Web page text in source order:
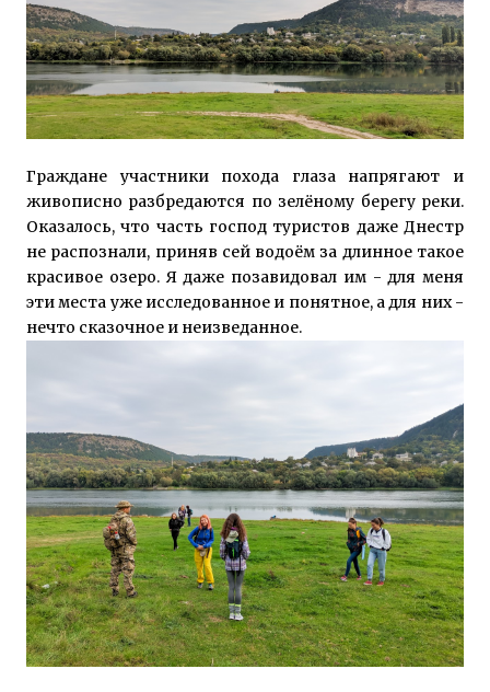
Граждане участники похода глаза напрягают и
живописно разбредаются по зелёному берегу реки.
Оказалось, что часть господ туристов даже Днестр
не распознали, приняв сей водоём за длинное такое
красивое озеро. Я даже позавидовал им - для меня
эти места уже исследованное и понятное, а для них -
нечто сказочное и неизведанное.